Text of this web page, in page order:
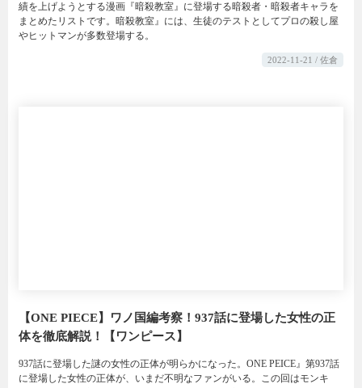
績を上げようとする漫画『暗殺教室』に登場する暗殺者・暗殺者キャラを
まとめたリストです。暗殺教室』には、生徒のテストとしてプロの殺し屋
やヒットマンが多数登場する。
2022-11-21 / 佐倉
【ONE PIECE】ワノ国編考察！937話に登場した女性の正
体を徹底解説！【ワンピース】
937話に登場した謎の女性の正体が明らかになった。ONE PEICE』第937話
に登場した女性の正体が、いまだ不明なファンがいる。この回はモンキ